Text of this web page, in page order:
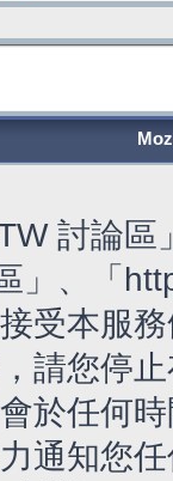
討論
」、「
受本服
請您停
於任何
通知您